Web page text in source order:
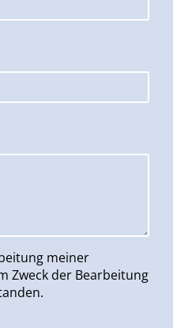
meiner
Zweck der Bearbeitung